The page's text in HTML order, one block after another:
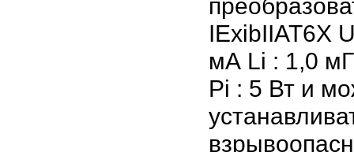
IExibIIAT6X
мА Li : 1,0
Pi : 5 Вт и